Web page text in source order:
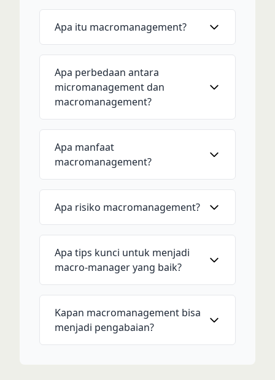
Apa itu macromanagement?
Apa perbedaan antara
micromanagement dan
macromanagement?
Apa manfaat
macromanagement?
Apa risiko macromanagement?
Apa tips kunci untuk menjadi
macro-manager yang baik?
Kapan macromanagement bisa
menjadi pengabaian?